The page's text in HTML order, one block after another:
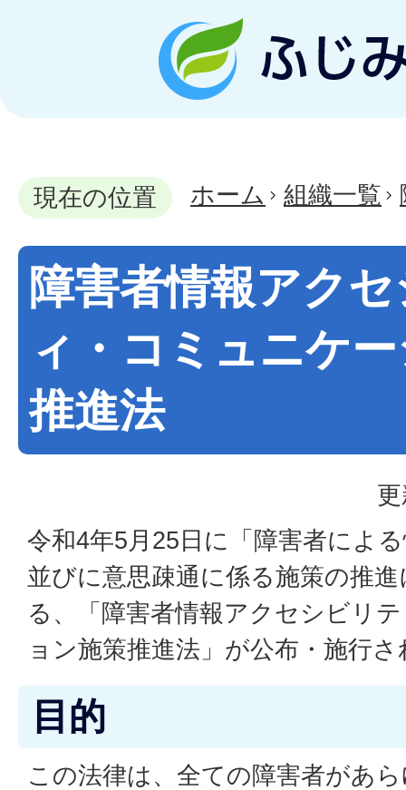
現在の位置 ホーム 組織一覧
障害者情報アク
ィ・コミュニケ
推進法
令和4年5月25日に「障害者によ
並びに意思疎通に係る施策の推
る、「障害者情報アクセシビリ
ョン施策推進法」が公布・施行
目的
この法律は、全ての障害者があ